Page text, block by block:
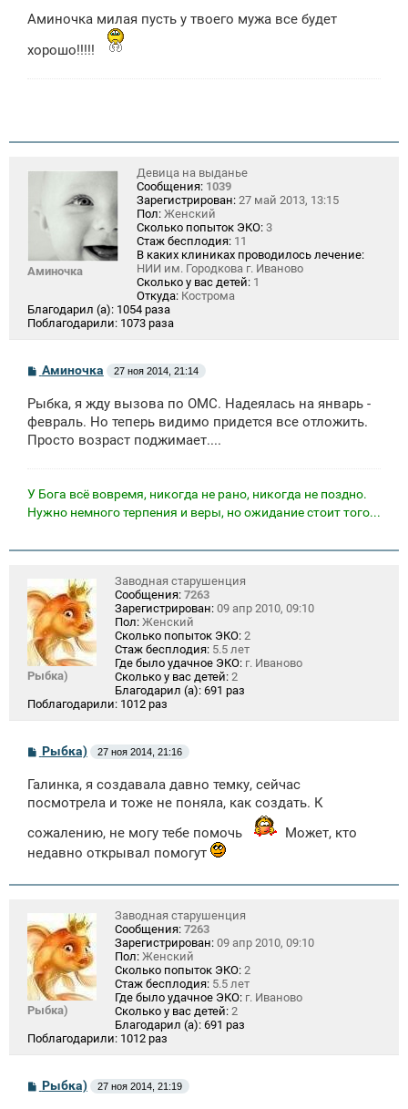
Аминочка милая пусть у твоего мужа все будет
хорошо!!!!!
Аминочка
Девица на выданье
Сообщения: 1039
Зарегистрирован: 27 май 2013, 13:15
Пол: Женский
Сколько попыток ЭКО: 3
Стаж бесплодия: 11
В каких клиниках проводилось лечение:
НИИ им. Городкова г. Иваново
Сколько у вас детей: 1
Откуда: Кострома
Благодарил (а): 1054 раза
Поблагодарили: 1073 раза
С
б
щ
н
Аминочка 27 ноя 2014, 21:14
Рыбка, я жду вызова по ОМС. Надеялась на январь -
февраль. Но теперь видимо придется все отложить.
Просто возраст поджимает....
У Бога всё вовремя, никогда не рано, никогда не поздно.
Нужно немного терпения и веры, но ожидание стоит того...
Рыбка)
Заводная старушенция
Сообщения: 7263
Зарегистрирован: 09 апр 2010, 09:10
Пол: Женский
Сколько попыток ЭКО: 2
Стаж бесплодия: 5.5 лет
Где было удачное ЭКО: г. Иваново
Сколько у вас детей: 2
Благодарил (а): 691 раз
Поблагодарили: 1012 раз
С
б
щ
и
е
Рыбка) 27 ноя 2014, 21:16
Галинка, я создавала давно темку, сейчас
посмотрела и тоже не поняла, как создать. К
сожалению, не могу тебе помочь
Может, кто
недавно открывал помогут
Рыбка)
Заводная старушенция
Сообщения: 7263
Зарегистрирован: 09 апр 2010, 09:10
Пол: Женский
Сколько попыток ЭКО: 2
Стаж бесплодия: 5.5 лет
Где было удачное ЭКО: г. Иваново
Сколько у вас детей: 2
Благодарил (а): 691 раз
Поблагодарили: 1012 раз
СРыбка) 27 ноя 2014, 21:19